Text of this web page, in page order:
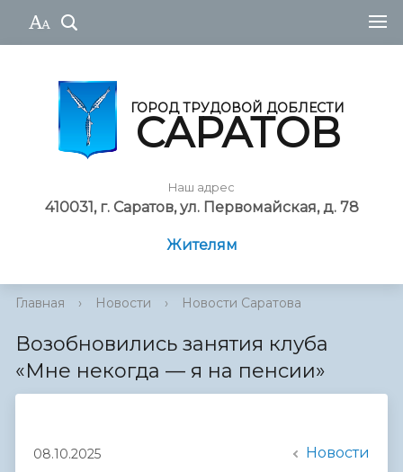
ГОРОД ТРУДОВОЙ ДОБЛЕСТИ
САРАТОВ
Наш адрес
410031, г. Саратов, ул. Первомайская, д. 78
Жителям
Главная › Новости › Новости Саратова
Возобновились занятия клуба
«Мне некогда — я на пенсии»
08.10.2025 Новости